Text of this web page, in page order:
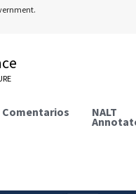
Comentarios NALT